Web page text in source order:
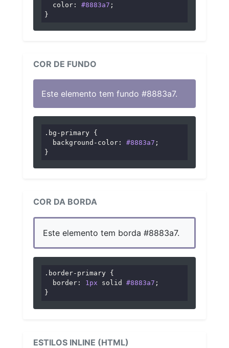
color : #8883a7 ;
}
COR DE FUNDO
Este elemento tem fundo #8883a7.
.bg-primary {
background-color : #8883a7 ;
}
COR DA BORDA
Este elemento tem borda #8883a7.
.border-primary {
border : 1px solid #8883a7 ;
}
ESTILOS INLINE (HTML)